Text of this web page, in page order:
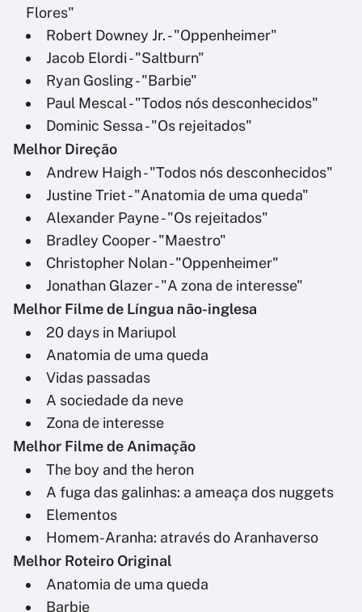
Flores"
Robert Downey Jr. - "Oppenheimer"
Jacob Elordi - "Saltburn"
Ryan Gosling - "Barbie"
Paul Mescal - "Todos nós desconhecidos"
Dominic Sessa - "Os rejeitados"
Melhor Direção
Andrew Haigh - "Todos nós desconhecidos"
Justine Triet - "Anatomia de uma queda"
Alexander Payne - "Os rejeitados"
Bradley Cooper - "Maestro"
Christopher Nolan - "Oppenheimer"
Jonathan Glazer - "A zona de interesse"
Melhor Filme de Língua não-inglesa
20 days in Mariupol
Anatomia de uma queda
Vidas passadas
A sociedade da neve
Zona de interesse
Melhor Filme de Animação
The boy and the heron
A fuga das galinhas: a ameaça dos nuggets
Elementos
Homem-Aranha: através do Aranhaverso
Melhor Roteiro Original
Anatomia de uma queda
Barbie